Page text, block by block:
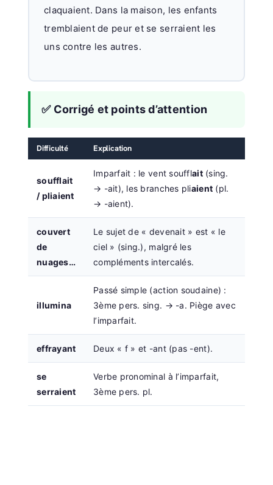
claquaient. Dans la maison, les enfants
tremblaient de peur et se serraient les
uns contre les autres.
✅ Corrigé et points d’attention
Difficulté Explication
soufflait
/ pliaient
Imparfait : le vent soufflait(sing.
→ -ait), les branches pliaient (pl.
→ -aient).
couvert
de
nuages…
Le sujet de « devenait » est « le
ciel » (sing.), malgré les
compléments intercalés.
illumina
Passé simple (action soudaine) :
3ème pers. sing. → -a. Piège avec
l’imparfait.
effrayant Deux « f » et -ant (pas -ent).
se
serraient
Verbe pronominal à l’imparfait,
3ème pers. pl.